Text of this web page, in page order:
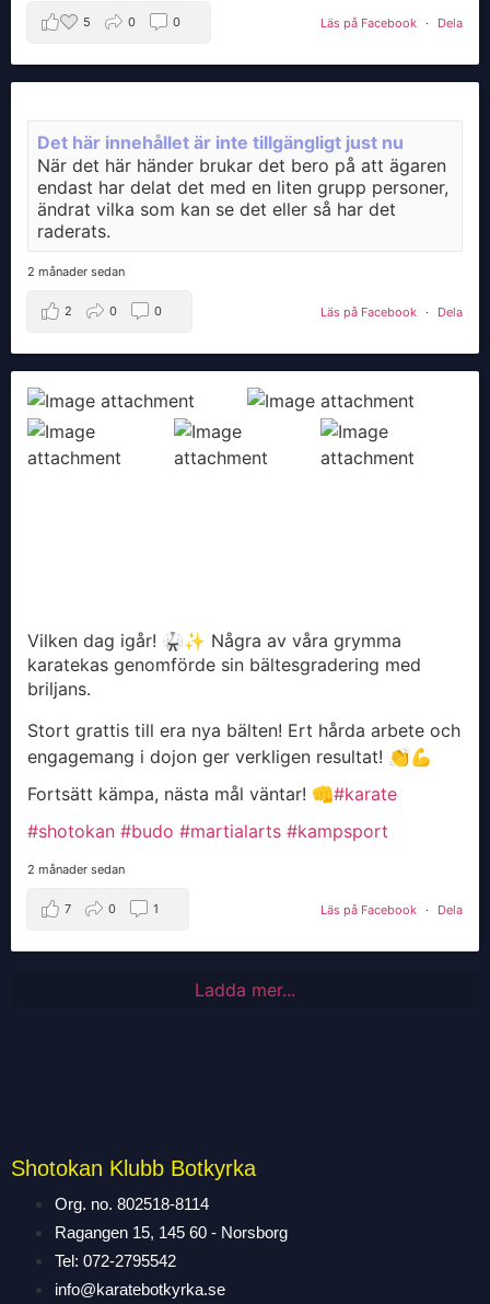
Läs på Facebook · Dela
5 0 0
Det här innehållet är inte tillgängligt just nu
När det här händer brukar det bero på att ägaren
endast har delat det med en liten grupp personer,
ändrat vilka som kan se det eller så har det
raderats.
2 månader sedan
Läs på Facebook · Dela
2 0 0
Vilken dag igår! 🥋✨ Några av våra grymma
karatekas genomförde sin bältesgradering med
briljans.
Stort grattis till era nya bälten! Ert hårda arbete och
engagemang i dojon ger verkligen resultat! 👏💪
Fortsätt kämpa, nästa mål väntar! 👊#karate
#shotokan #budo #martialarts #kampsport
2 månader sedan
Läs på Facebook · Dela
7 0 1
Ladda mer...
Shotokan Klubb Botkyrka
Org. no. 802518-8114
Ragangen 15, 145 60 - Norsborg
Tel: 072-2795542
info@karatebotkyrka.se